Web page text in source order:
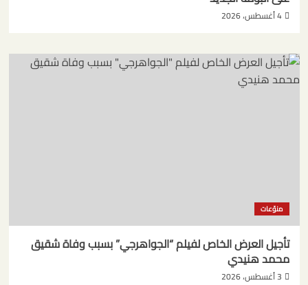
4 أغسطس، 2026
منوّعات
تأجيل العرض الخاص لفيلم “الجواهرجي” بسبب وفاة شقيق
محمد هنيدي
3 أغسطس، 2026